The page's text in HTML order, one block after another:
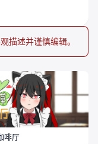
描述并谨慎编辑。
啡厅